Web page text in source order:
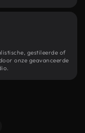
gestileerde of
onze geavanceerde